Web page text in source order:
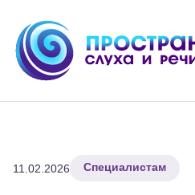
11.02.2026 Специалистам